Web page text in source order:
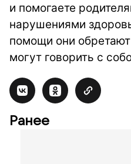
и помогаете
нарушениями
помощи они
могут говорить с
Ранее